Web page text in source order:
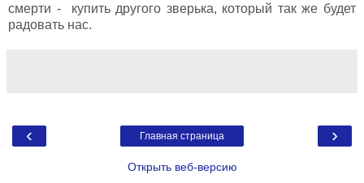
смерти - купить другого зверька, который так же будет
радовать нас.
‹ ›
Главная страница
Открыть веб-версию